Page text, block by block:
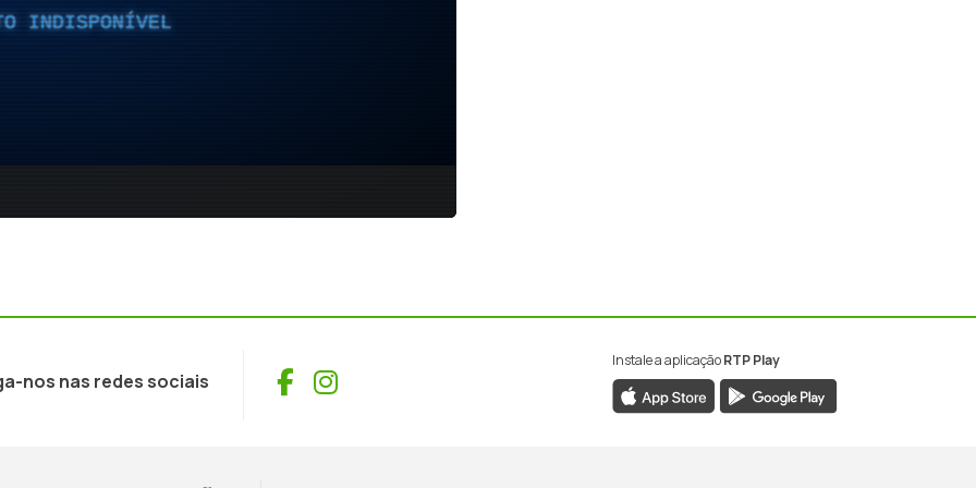
nos nas redes sociais Facebook
Instagram
Instale a aplicaçãoRTP Play